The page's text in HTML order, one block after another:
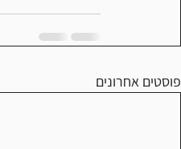
פוסטים אחרונים